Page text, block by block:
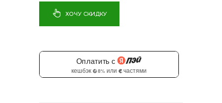
ХОЧУ СКИДКУ